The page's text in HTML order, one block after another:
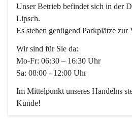
Unser Betrieb befindet sich in der
Lipsch.
Es stehen genügend Parkplätze zur
Wir sind für Sie da:
Mo-Fr: 06:30 – 16:30 Uhr
Sa: 08:00 - 12:00 Uhr
Im Mittelpunkt unseres Handelns
Kunde!
Das Team ist freundlich, motiviert